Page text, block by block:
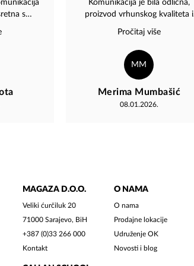
s
od
Komunikacija je bila odlična,
proizvod vrhunskog kvaliteta i
isporuka bez ikakvih problema.
Topla preporuka svima.
Pročitaj više
MM
Merima Mumbašić
08.01.2026.
MAGAZA D.O.O.
Veliki ćurčiluk 20
71000 Sarajevo, BiH
+387 (0)33 266 000
Kontakt
O NAMA
O nama
Prodajne lokacije
Udruženje OK
Novosti i blog